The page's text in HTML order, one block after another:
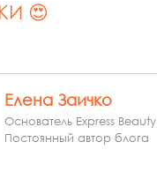
😍
Елена Заичко
Основатель Express Beauty
Постоянный автор блога